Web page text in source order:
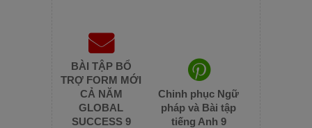
BÀI TẬP BỔ
TRỢ FORM MỚI
CẢ NĂM
GLOBAL
SUCCESS 9
Chinh phục Ngữ
pháp và Bài tập
tiếng Anh 9